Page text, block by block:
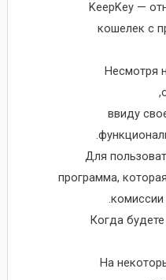
KeepKey —
кошелек с
Несмотря
ввиду
Для
программа,
Когда
На